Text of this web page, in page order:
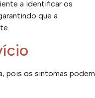
a identificar os
que a
pois os sintomas podem